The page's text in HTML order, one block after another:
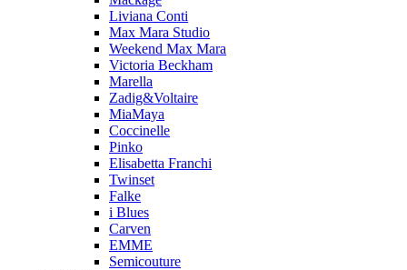
Liviana Conti
Max Mara Studio
Weekend Max Mara
Victoria Beckham
Marella
Zadig&Voltaire
MiaMaya
Coccinelle
Pinko
Elisabetta Franchi
Twinset
Falke
i Blues
Carven
EMME
Semicouture